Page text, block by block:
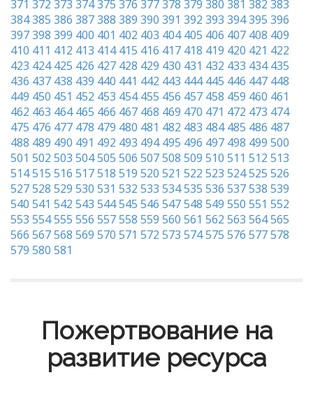
371 372 373 374375 376 377378 379 380 381 382 383
384385 386 387388 389 390 391 392 393 394395 396
397398 399 400 401 402 403 404 405 406 407 408 409
410 411 412 413 414 415 416 417 418 419 420 421 422
423 424 425 426 427 428 429 430 431 432 433 434 435
436 437 438 439 440 441 442 443 444 445 446 447 448
449 450 451 452 453 454 455 456 457 458 459 460 461
462 463 464 465 466 467 468 469 470 471 472 473 474
475 476 477 478 479 480 481 482 483 484 485 486 487
488 489 490 491 492 493 494 495 496 497 498 499 500
501 502 503 504505 506 507508 509 510 511 512 513
514515 516 517518 519 520 521 522 523 524525 526
527528 529 530 531 532 533 534535 536 537538 539
540 541 542 543 544545 546 547548 549 550 551 552
553 554555 556 557558 559 560 561 562 563 564565
566 567568 569 570 571 572 573 574575 576 577578
579 580 581
Пожертвование на
развитие ресурса